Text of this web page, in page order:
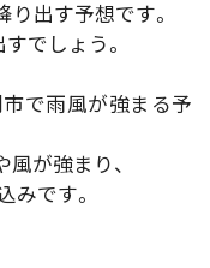
出す予想です。
でしょう。
で雨風が強まる予
が強まり、
です。